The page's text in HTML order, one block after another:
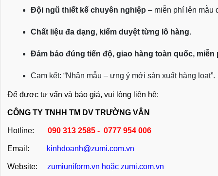
Đội ngũ thiết kế chuyên nghiệp – miễn phí lên mẫu
Chất liệu đa dạng, kiểm duyệt từng lô hàng.
Đảm bảo đúng tiến độ, giao hàng toàn quốc, miễn
Cam kết: “Nhận mẫu – ưng ý mới sản xuất hàng loạt”.
Để được tư vấn và báo giá, vui lòng liên hệ:
CÔNG TY TNHH TM DV TRƯỜNG VÂN
Hotline: 090 313 2585 - 0777 954 006
Email: kinhdoanh@zumi.com.vn
Website: zumiuniform.vn hoặc zumi.com.vn